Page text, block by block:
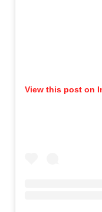
View this post on